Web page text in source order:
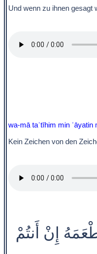
Und wenn zu ihnen gesagt
wa-mā taʾtīhim min ʾāyatin
Kein Zeichen von den
إِنْ أَنتُمْ